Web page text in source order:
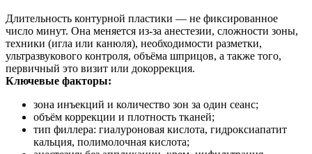
Длительность контурной пластики — не фиксированное
число минут. Она меняется из‑за анестезии, сложности зоны,
техники (игла или канюля), необходимости разметки,
ультразвукового контроля, объёма шприцов, а также того,
первичный это визит или докоррекция.
Ключевые факторы:
зона инъекций и количество зон за один сеанс;
объём коррекции и плотность тканей;
тип филлера: гиалуроновая кислота, гидроксиапатит
кальция, полимолочная кислота;